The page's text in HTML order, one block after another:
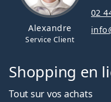
Alexandre
Service Client
02
Shopping en
Tout sur vos achats